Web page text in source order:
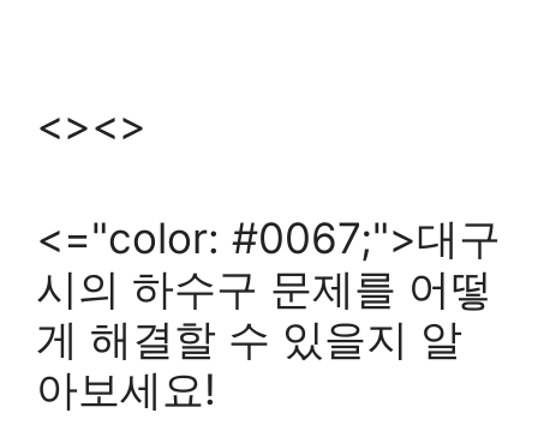
<><>
<="color: #0067;">대구
시의 하수구 문제를 어떻
게 해결할 수 있을지 알
아보세요!